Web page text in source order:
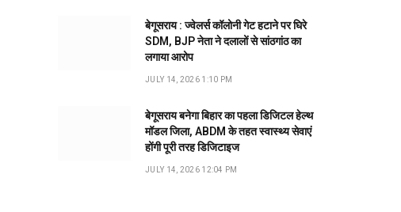
बेगूसराय : ज्वेलर्स कॉलोनी गेट हटाने पर घिरे
SDM, BJP नेता ने दलालों से सांठगांठ का
लगाया आरोप
JULY 14, 2026 1:10 PM
बेगूसराय बनेगा बिहार का पहला डिजिटल हेल्थ
मॉडल जिला, ABDM के तहत स्वास्थ्य सेवाएं
होंगी पूरी तरह डिजिटाइज
JULY 14, 2026 12:04 PM